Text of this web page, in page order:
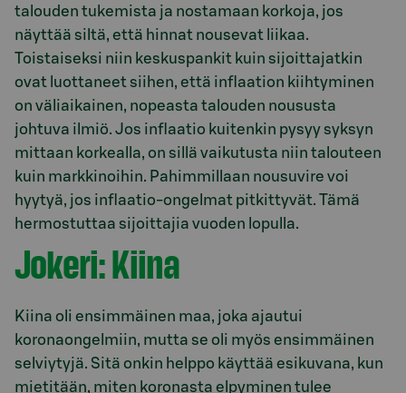
talouden tukemista ja nostamaan korkoja, jos
näyttää siltä, että hinnat nousevat liikaa.
Toistaiseksi niin keskuspankit kuin sijoittajatkin
ovat luottaneet siihen, että inflaation kiihtyminen
on väliaikainen, nopeasta talouden noususta
johtuva ilmiö. Jos inflaatio kuitenkin pysyy syksyn
mittaan korkealla, on sillä vaikutusta niin talouteen
kuin markkinoihin. Pahimmillaan nousuvire voi
hyytyä, jos inflaatio-ongelmat pitkittyvät. Tämä
hermostuttaa sijoittajia vuoden lopulla.
Jokeri: Kiina
Kiina oli ensimmäinen maa, joka ajautui
koronaongelmiin, mutta se oli myös ensimmäinen
selviytyjä. Sitä onkin helppo käyttää esikuvana, kun
mietitään, miten koronasta elpyminen tulee